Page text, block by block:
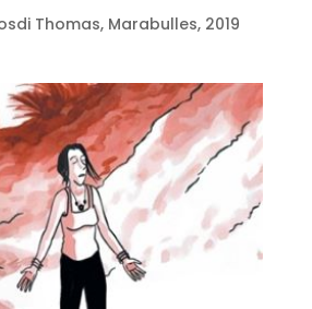
Thomas, Marabulles, 2019